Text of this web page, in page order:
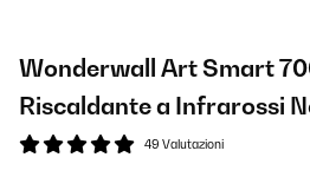
Wonderwall Art Smart
Riscaldante a Infrarossi
49 Valutazioni